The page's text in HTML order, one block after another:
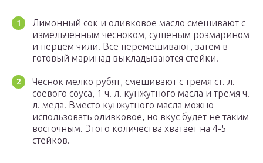
Лимонный сок и оливковое масло смешивают с
измельченным чесноком, сушеным розмарином
и перцем чили. Все перемешивают, затем в
готовый маринад выкладываются стейки.
Чеснок мелко рубят, смешивают с тремя ст. л.
соевого соуса, 1 ч. л. кунжутного масла и тремя ч.
л. меда. Вместо кунжутного масла можно
использовать оливковое, но вкус будет не таким
восточным. Этого количества хватает на 4-5
стейков.